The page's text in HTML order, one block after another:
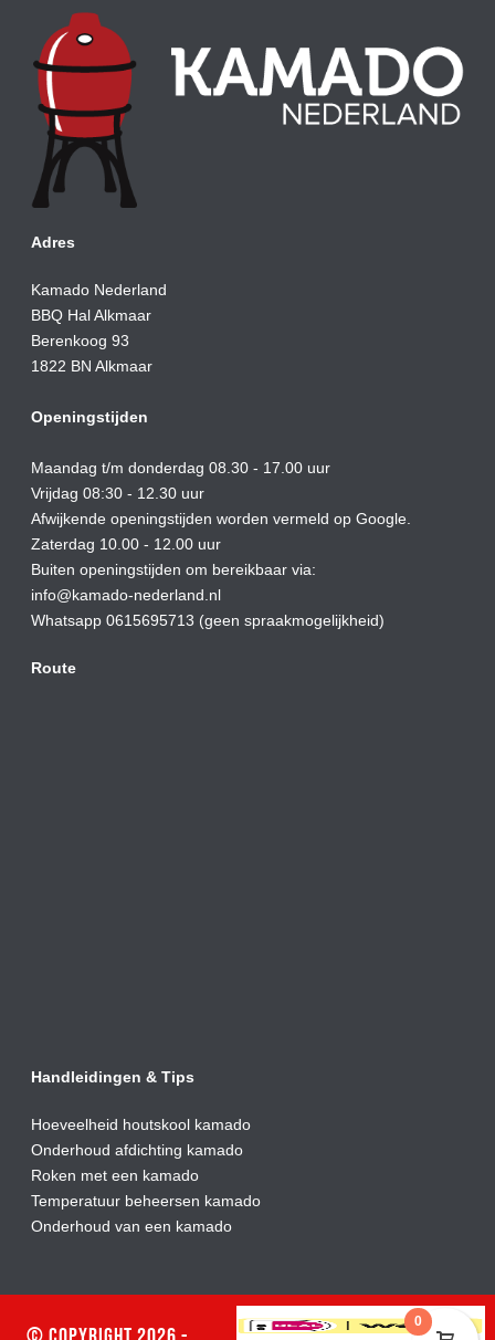
Adres
Kamado Nederland
BBQ Hal Alkmaar
Berenkoog 93
1822 BN Alkmaar
Openingstijden
Maandag t/m donderdag 08.30 - 17.00 uur
Vrijdag 08:30 - 12.30 uur
Afwijkende openingstijden worden vermeld op Google.
Zaterdag 10.00 - 12.00 uur
Buiten openingstijden om bereikbaar via:
info@kamado-nederland.nl
Whatsapp 0615695713 (geen spraakmogelijkheid)
Route
Handleidingen & Tips
Hoeveelheid houtskool kamado
Onderhoud afdichting kamado
Roken met een kamado
Temperatuur beheersen kamado
Onderhoud van een kamado
0